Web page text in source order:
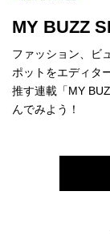
MY BUZZ
ファッション、ビ
ポットをエディタ
推す連載「MY
んでみよう！